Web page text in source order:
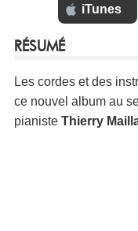
iTunes
RÉSUMÉ
Les cordes et des
ce nouvel album au
pianiste Thierry